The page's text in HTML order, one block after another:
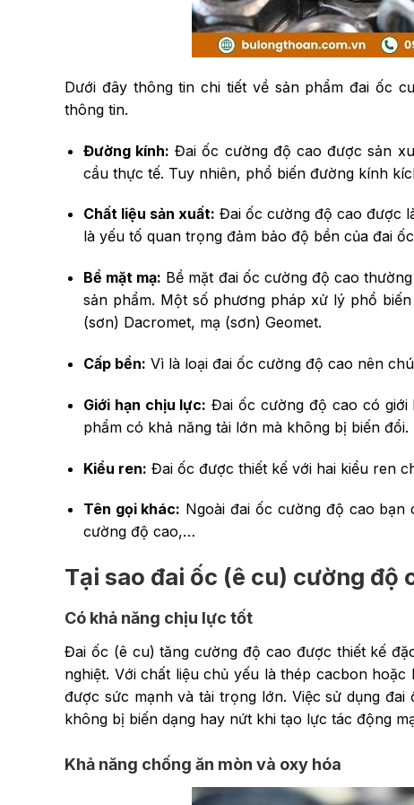
Dưới đây thông tin chi tiết về sản phẩm đai ốc
thông tin.
Đường kính: Đai ốc cường độ cao được sản
cầu thực tế. Tuy nhiên, phổ biến đường kính
Chất liệu sản xuất: Đai ốc cường độ cao được
là yếu tố quan trọng đảm bảo độ bền của đai
Bề mặt mạ: Bề mặt đai ốc cường độ cao
sản phẩm. Một số phương pháp xử lý phổ
(sơn) Dacromet, mạ (sơn) Geomet.
Cấp bền: Vì là loại đai ốc cường độ cao nên
Giới hạn chịu lực: Đai ốc cường độ cao có giới
phẩm có khả năng tải lớn mà không bị biến đổi.
Kiểu ren: Đai ốc được thiết kế với hai kiểu ren
Tên gọi khác: Ngoài đai ốc cường độ cao
cường độ cao,…
Tại sao đai ốc (ê cu) cường độ
Có khả năng chịu lực tốt
Đai ốc (ê cu) tăng cường độ cao được thiết kế
nghiệt. Với chất liệu chủ yếu là thép cacbon
được sức mạnh và tải trọng lớn. Việc sử dụng
không bị biến dạng hay nứt khi tạo lực tác động
Khả năng chống ăn mòn và oxy hóa